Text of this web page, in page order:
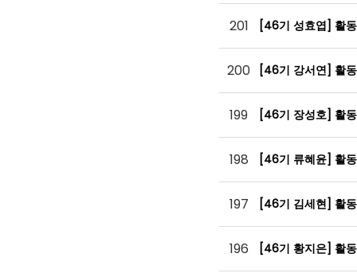
201 [46기 성효엽] 활
200 [46기 강서연] 활
199 [46기 장성호] 활
198 [46기 류혜윤] 활
197 [46기 김세현] 활
196 [46기 황지은] 활